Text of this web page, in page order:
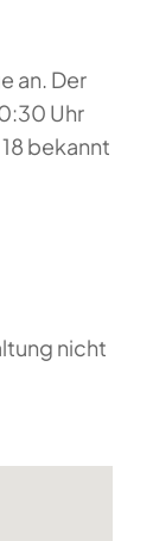
an. Der
Uhr
bekannt
nicht